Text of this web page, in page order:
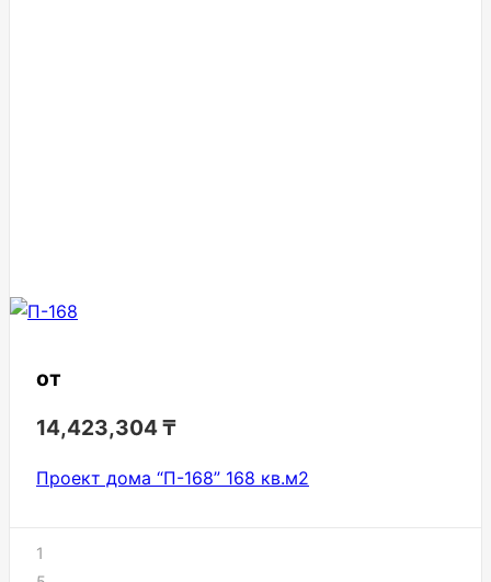
от
14,423,304₸
Проект дома “П-168” 168 кв.м2
1